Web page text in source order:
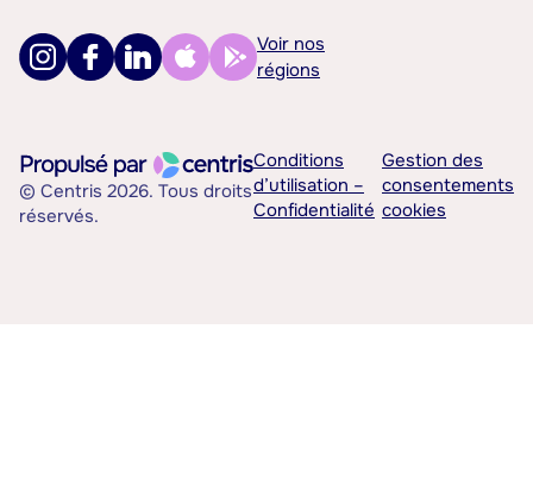
Voir nos
régions
© Centris 2026. Tous droits
réservés.
Conditions
d’utilisation –
Confidentialité
Gestion des
consentements
cookies